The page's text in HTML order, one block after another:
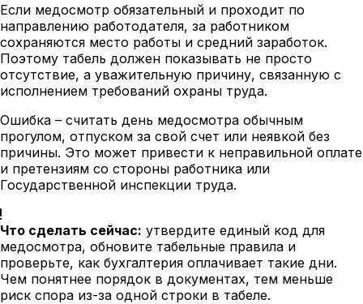
Если медосмотр обязательный и проходит по
направлению работодателя, за работником
сохраняются место работы и средний заработок.
Поэтому табель должен показывать не просто
отсутствие, а уважительную причину, связанную с
исполнением требований охраны труда.
Ошибка – считать день медосмотра обычным
прогулом, отпуском за свой счет или неявкой без
причины. Это может привести к неправильной оплате
и претензиям со стороны работника или
Государственной инспекции труда.
Что сделать сейчас: утвердите единый код для
медосмотра, обновите табельные правила и
проверьте, как бухгалтерия оплачивает такие дни.
Чем понятнее порядок в документах, тем меньше
риск спора из-за одной строки в табеле.